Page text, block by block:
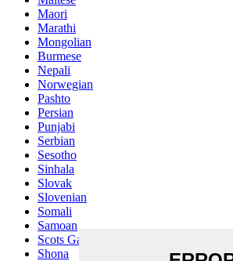
Maori
Marathi
Mongolian
Burmese
Nepali
Norwegian
Pashto
Persian
Punjabi
Serbian
Sesotho
Sinhala
Slovak
Slovenian
Somali
Samoan
Scots Gaelic
Shona